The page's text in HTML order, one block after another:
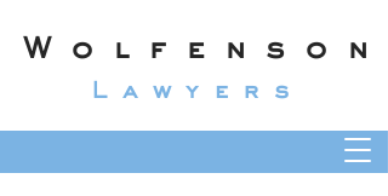
Wolfenson
Lawyers